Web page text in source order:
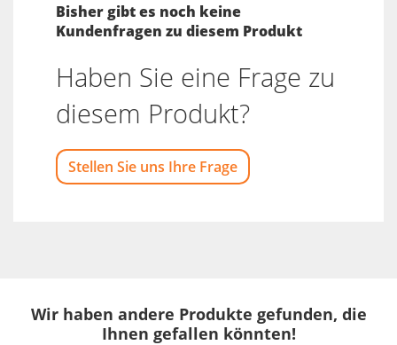
Bisher gibt es noch keine
Kundenfragen zu diesem Produkt
Haben Sie eine Frage zu
diesem Produkt?
Stellen Sie uns Ihre Frage
Wir haben andere Produkte gefunden, die
Ihnen gefallen könnten!